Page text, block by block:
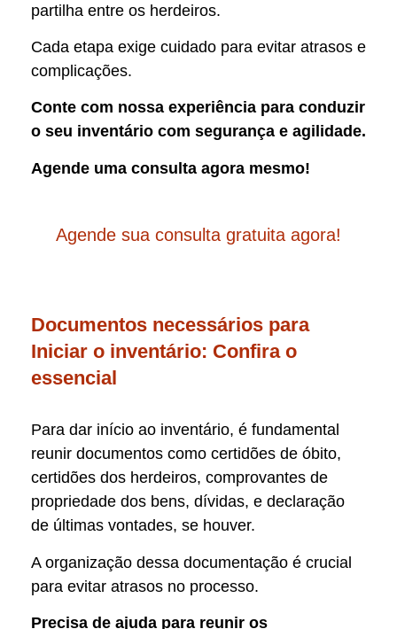
partilha entre os herdeiros.
Cada etapa exige cuidado para evitar atrasos e
complicações.
Conte com nossa experiência para conduzir
o seu inventário com segurança e agilidade.
Agende uma consulta agora mesmo!
Agende sua consulta gratuita agora!
Documentos necessários para
Iniciar o inventário: Confira o
essencial
Para dar início ao inventário, é fundamental
reunir documentos como certidões de óbito,
certidões dos herdeiros, comprovantes de
propriedade dos bens, dívidas, e declaração
de últimas vontades, se houver.
A organização dessa documentação é crucial
para evitar atrasos no processo.
Precisa de ajuda para reunir os